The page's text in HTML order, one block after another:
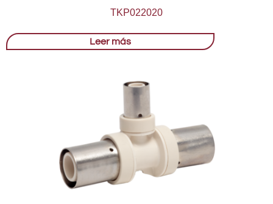
TKP022020
Leer más